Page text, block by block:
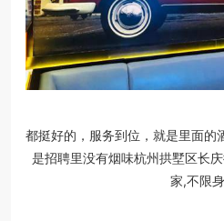
都挺好的，服务到位，就是里面的
是招聘里没有烟味杭州拱墅区长
家,不限